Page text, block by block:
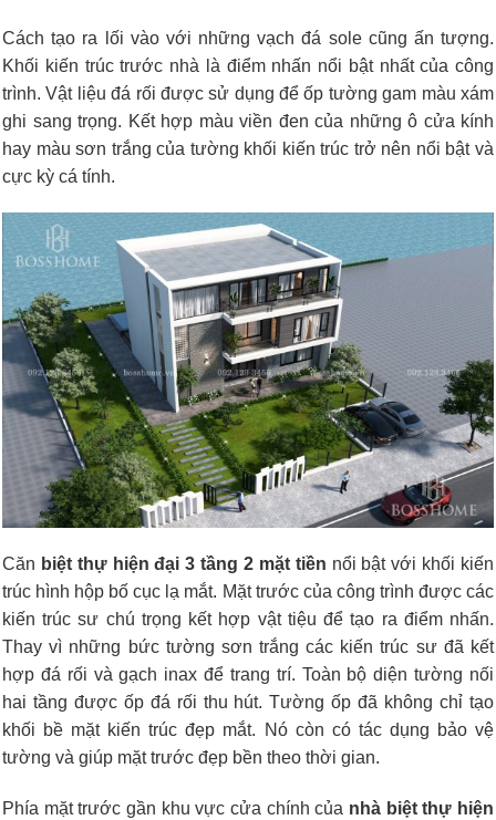
Cách tạo ra lối vào với những vạch đá sole cũng ấn tượng.
Khối kiến trúc trước nhà là điểm nhấn nổi bật nhất của công
trình. Vật liệu đá rối được sử dụng để ốp tường gam màu xám
ghi sang trọng. Kết hợp màu viền đen của những ô cửa kính
hay màu sơn trắng của tường khối kiến trúc trở nên nổi bật và
cực kỳ cá tính.
Căn biệt thự hiện đại 3 tầng 2 mặt tiền nổi bật với khối kiến
trúc hình hộp bố cục lạ mắt. Mặt trước của công trình được các
kiến trúc sư chú trọng kết hợp vật tiệu để tạo ra điểm nhấn.
Thay vì những bức tường sơn trắng các kiến trúc sư đã kết
hợp đá rối và gạch inax để trang trí. Toàn bộ diện tường nối
hai tầng được ốp đá rối thu hút. Tường ốp đã không chỉ tạo
khối bề mặt kiến trúc đẹp mắt. Nó còn có tác dụng bảo vệ
tường và giúp mặt trước đẹp bền theo thời gian.
Phía mặt trước gần khu vực cửa chính của nhà biệt thự hiện